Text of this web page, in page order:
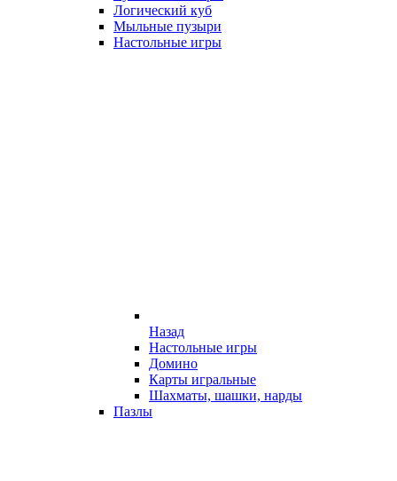
Логический куб
Мыльные пузыри
Настольные игры
Назад
Настольные игры
Домино
Карты игральные
Шахматы, шашки, нарды
Пазлы